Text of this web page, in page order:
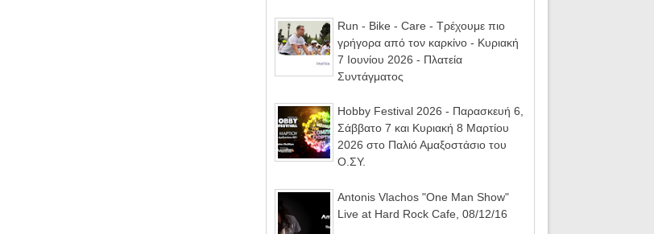
Run - Bike - Care - Τρέχουμε πιο
γρήγορα από τον καρκίνο - Κυριακή
7 Ιουνίου 2026 - Πλατεία
Συντάγματος
Hobby Festival 2026 - Παρασκευή 6,
Σάββατο 7 και Κυριακή 8 Μαρτίου
2026 στο Παλιό Αμαξοστάσιο του
Ο.ΣΥ.
Antonis Vlachos "One Man Show"
Live at Hard Rock Cafe, 08/12/16